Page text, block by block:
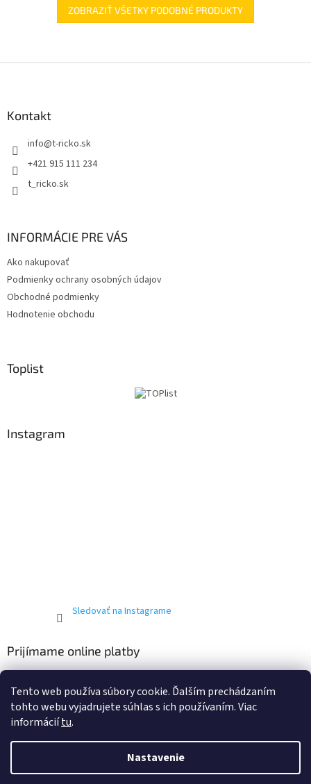
Tento web používa súbory cookie. Ďalším prechádzaním
tohto webu vyjadrujete súhlas s ich používaním. Viac
informáciítu.
Nastavenie
ZOBRAZIŤ VŠETKY PODOBNÉ PRODUKTY
Kontakt
info@t-ricko.sk
+421 915 111 234
t_ricko.sk
INFORMÁCIE PRE VÁS
Ako nakupovať
Podmienky ochrany osobných údajov
Obchodné podmienky
Hodnotenie obchodu
Toplist
Instagram
Sledovať na Instagrame
Prijímame online platby